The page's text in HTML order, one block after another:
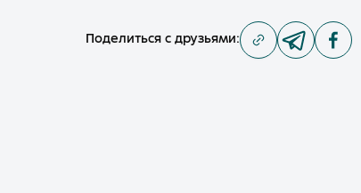
Поделиться с друзьями: